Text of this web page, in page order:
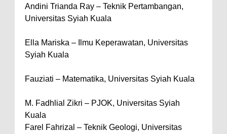
Andini Trianda Ray – Teknik Pertambangan,
Universitas Syiah Kuala
Ella Mariska – Ilmu Keperawatan, Universitas
Syiah Kuala
Fauziati – Matematika, Universitas Syiah Kuala
M. Fadhlial Zikri – PJOK, Universitas Syiah
Kuala
Farel Fahrizal – Teknik Geologi, Universitas